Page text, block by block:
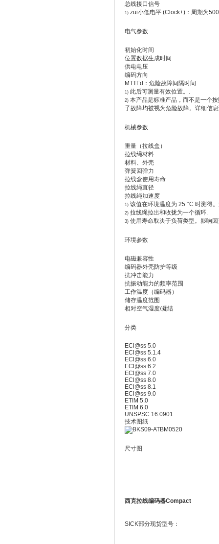
总线接口信号
1) zui小低电平 (Clock+)：周期为
电气参数
初始化时间
位置数据生成时间
供电电压
编码方向
MTTFd：危险故障间隔时间
1) 此后可测量有效位置。.
2) 本产品是标准产品，而不是一个
子故障均被视为危险故障。详细信
机械参数
重量（拉线盒）
拉线绳材料
材料、外壳
弹簧回弹力
拉线盒使用寿命
拉线绳直径
拉线绳加速度
1) 该值在环境温度为 25 °C 时测得
2) 拉线绳拉出和收拢为一个循环.
3) 使用寿命取决于负荷类型。影响
环境参数
电磁兼容性
编码器外壳防护等级
抗冲击能力
抗振动能力的频率范围
工作温度（编码器）
储存温度范围
相对空气湿度/凝结
分类
ECl@ss 5.0
ECl@ss 5.1.4
ECl@ss 6.0
ECl@ss 6.2
ECl@ss 7.0
ECl@ss 8.0
ECl@ss 8.1
ECl@ss 9.0
ETIM 5.0
ETIM 6.0
UNSPSC 16.0901
技术图纸
尺寸图
西克拉线编码器Compact
SICK部分现货型号：